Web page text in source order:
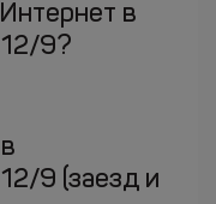
в
12/9?
9 (заезд и